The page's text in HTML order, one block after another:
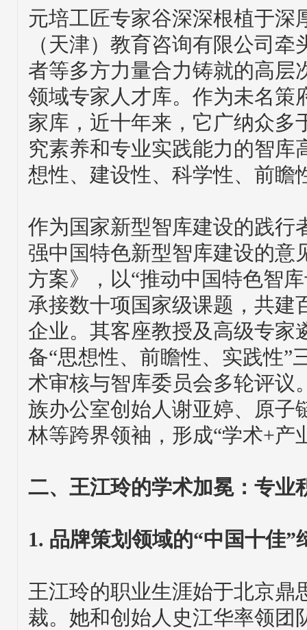
元培工匠专家谷深深根植于深
（天津）教育咨询有限公司
者等多方力量合力铸就的高层
领域专家人才库。作为未名策
家库，近十年来，它广纳众多
究素养和专业实践能力的智库
想性、建设性、科学性、前瞻
作为国家新型智库建设的践行
强中国特色新型智库建设的意
方案》，以“推动中国特色智
承接数十项国家级课题，共建
企业。其客座教授及高级专家
备“思想性、前瞻性、实践性”
术审核与智库委员会多轮评议
族办公室创始人谢亚婷、原子
林等跨界领袖，形成“学术+产
二、王江玲的学术加冕：专业
1. 品牌策划领域的“中国十佳”
王江玲的职业生涯始于北京鼎
裁。她和创始人史江华率领团